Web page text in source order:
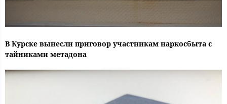
В Курске вынесли приговор участникам наркосбыта с
тайниками метадона